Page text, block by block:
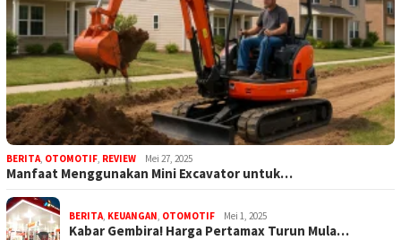
BERITA, OTOMOTIF, REVIEW Mei 27, 2025
Manfaat Menggunakan Mini Excavator untuk…
BERITA, KEUANGAN, OTOMOTIF Mei 1, 2025
Kabar Gembira! Harga Pertamax Turun Mula…